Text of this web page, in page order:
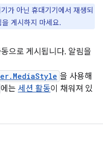
가 아닌 휴대기기에서 재생되
게시하지 마세요.
으로 게시됩니다. 알림을
을 사용해
에는 세션 활동이 채워져 있